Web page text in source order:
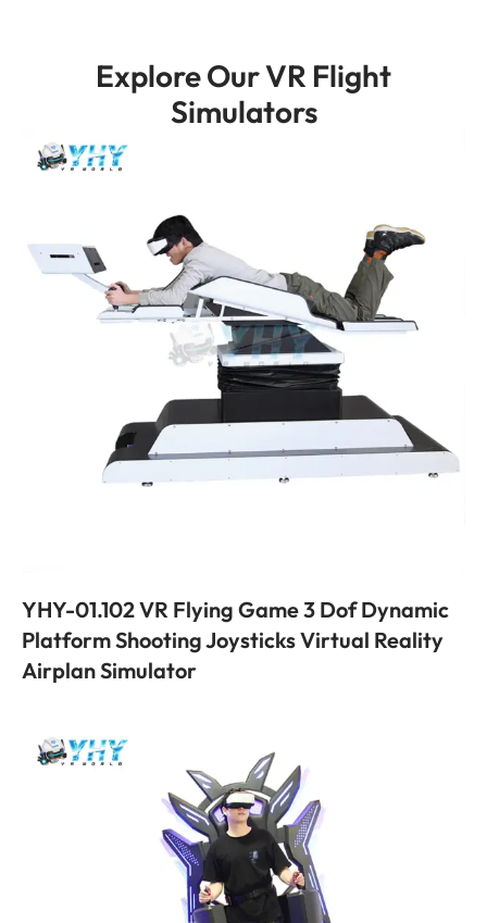
Explore Our VR Flight
Simulators
YHY-01.102VR Flying Game3 Dof Dynamic
Platform Shooting Joysticks Virtual Reality
Airplan Simulator